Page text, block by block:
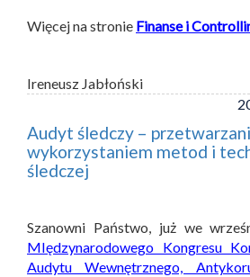
Więcej na stronie Finanse i
Ireneusz Jabłoński
Audyt śledczy –
wykorzystaniem metod i
śledczej
Szanowni Państwo, już we
MIędzynarodowego Kongresu
Audytu Wewnętrznego,